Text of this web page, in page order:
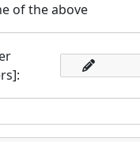
of the above